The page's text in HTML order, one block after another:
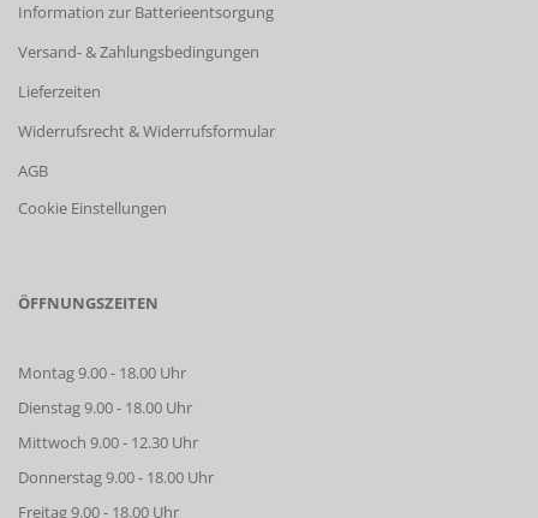
Information zur Batterieentsorgung
Versand- & Zahlungsbedingungen
Lieferzeiten
Widerrufsrecht & Widerrufsformular
AGB
Cookie Einstellungen
ÖFFNUNGSZEITEN
Montag 9.00 - 18.00 Uhr
Dienstag 9.00 - 18.00 Uhr
Mittwoch 9.00 - 12.30 Uhr
Donnerstag 9.00 - 18.00 Uhr
Freitag 9.00 - 18.00 Uhr